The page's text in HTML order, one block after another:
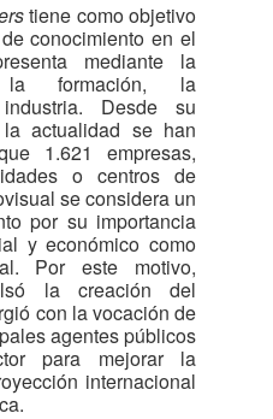
tiene como objetivo
conocimiento en el
mediante la
la formación, la
Desde su
actualidad se han
1.621 empresas,
o centros de
se considera un
por su importancia
y económico como
Por este motivo,
la creación del
con la vocación de
agentes públicos
para mejorar la
internacional